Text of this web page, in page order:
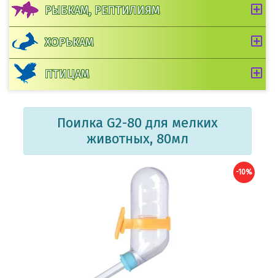
РЫБКАМ, РЕПТИЛИЯМ
ХОРЬКАМ
ПТИЦАМ
Поилка G2-80 для мелких
животных, 80мл
-10%